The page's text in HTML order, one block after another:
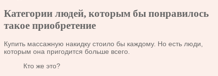
Категории людей, которым бы понравилось
такое приобретение
Купить массажную накидку стоило бы каждому. Но есть люди,
которым она пригодится больше всего.
Кто же это?